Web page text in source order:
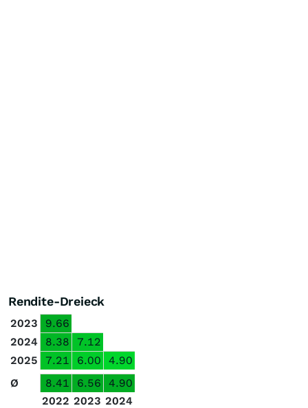
Rendite-Dreieck
2023
9.66
2024
8.38
7.12
2025
7.21 6.00
4.90
Ø
8.41 6.56
4.90
2022 2023 2024